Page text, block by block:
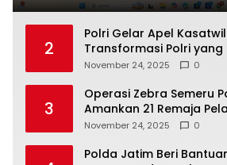
2
Polri Gelar Apel
Transformasi Polri
Masyarakat
November 24, 2025 0
3
Operasi Zebra Semeru
Amankan 21 Remaja
November 24, 2025 0
Polda Jatim Beri